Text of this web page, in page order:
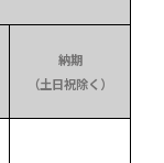
納期
（土日祝除く）